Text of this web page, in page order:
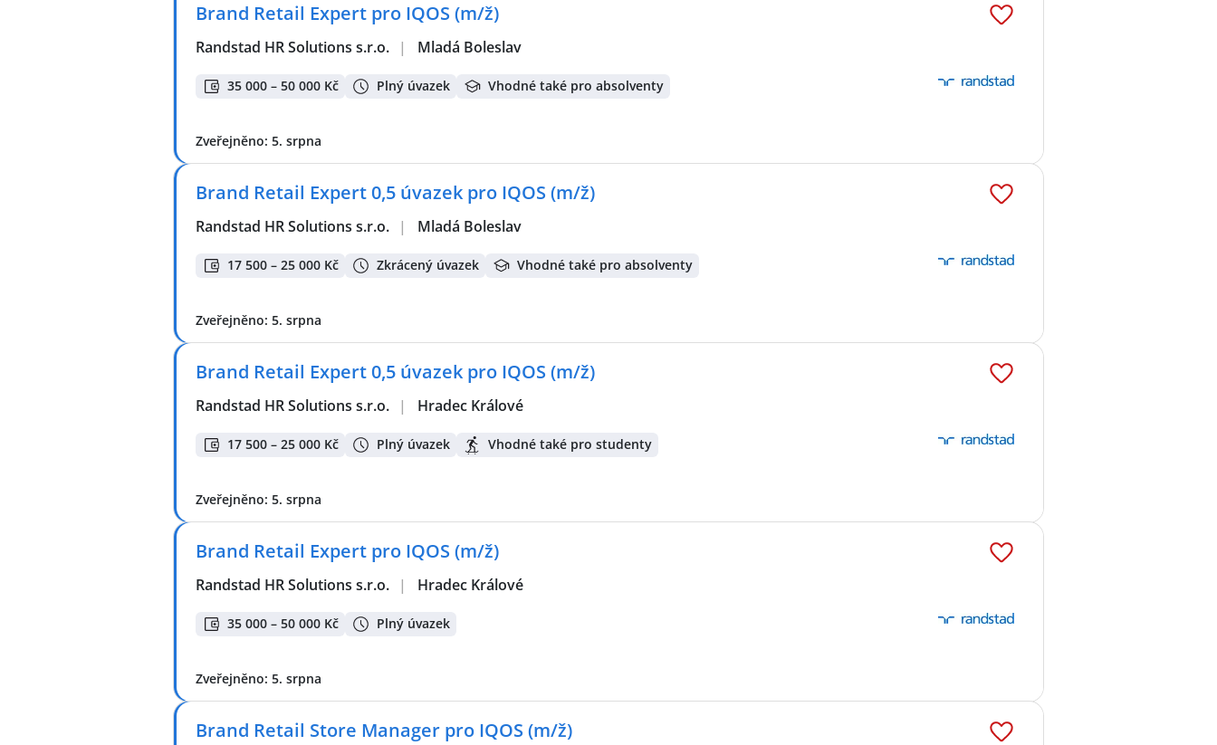
Brand Retail Expert pro IQOS (m/ž)
Randstad HR Solutions s.r.o. | Mladá Boleslav
35 000 – 50 000 Kč Plný úvazek Vhodné také pro absolventy
Zveřejněno: 5. srpna
Brand Retail Expert 0,5 úvazek pro IQOS (m/ž)
Randstad HR Solutions s.r.o. | Mladá Boleslav
17 500 – 25 000 Kč Zkrácený úvazek Vhodné také pro absolventy
Zveřejněno: 5. srpna
Brand Retail Expert 0,5 úvazek pro IQOS (m/ž)
Randstad HR Solutions s.r.o. | Hradec Králové
17 500 – 25 000 Kč Plný úvazek Vhodné také pro studenty
Zveřejněno: 5. srpna
Brand Retail Expert pro IQOS (m/ž)
Randstad HR Solutions s.r.o. | Hradec Králové
35 000 – 50 000 Kč Plný úvazek
Zveřejněno: 5. srpna
Brand Retail Store Manager pro IQOS (m/ž)